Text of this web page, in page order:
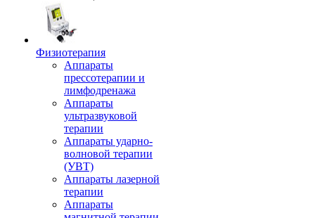
Физиотерапия
Аппараты
прессотерапии и
лимфодренажа
Аппараты
ультразвуковой
терапии
Аппараты ударно-
волновой терапии
(УВТ)
Аппараты лазерной
терапии
Аппараты